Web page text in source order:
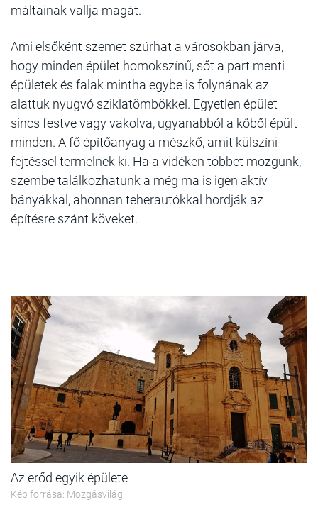
máltainak vallja magát.
Ami elsőként szemet szúrhat a városokban járva,
hogy minden épület homokszínű, sőt a part menti
épületek és falak mintha egybe is folynának az
alattuk nyugvó sziklatömbökkel. Egyetlen épület
sincs festve vagy vakolva, ugyanabból a kőből épült
minden. A fő építőanyag a mészkő, amit külszíni
fejtéssel termelnek ki. Ha a vidéken többet mozgunk,
szembe találkozhatunk a még ma is igen aktív
bányákkal, ahonnan teherautókkal hordják az
építésre szánt köveket.
Az erőd egyik épülete
Kép forrása: Mozgásvilág